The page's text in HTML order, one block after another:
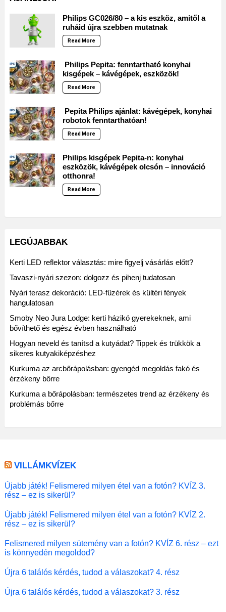
Philips GC026/80 – a kis eszköz, amitől a
ruháid újra szebben mutatnak
Read More
Philips Pepita: fenntartható konyhai
kisgépek – kávégépek, eszközök!
Read More
Pepita Philips ajánlat: kávégépek, konyhai
robotok fenntarthatóan!
Read More
Philips kisgépek Pepita-n: konyhai
eszközök, kávégépek olcsón – innováció
otthonra!
Read More
LEGÚJABBAK
Kerti LED reflektor választás: mire figyelj vásárlás előtt?
Tavaszi-nyári szezon: dolgozz és pihenj tudatosan
Nyári terasz dekoráció: LED-füzérek és kültéri fények
hangulatosan
Smoby Neo Jura Lodge: kerti házikó gyerekeknek, ami
bővíthető és egész évben használható
Hogyan neveld és tanítsd a kutyádat? Tippek és trükkök a
sikeres kutyakiképzéshez
Kurkuma az arcbőrápolásban: gyengéd megoldás fakó és
érzékeny bőrre
Kurkuma a bőrápolásban: természetes trend az érzékeny és
problémás bőrre
VILLÁMKVÍZEK
Újabb játék! Felismered milyen étel van a fotón? KVÍZ 3.
rész – ez is sikerül?
Újabb játék! Felismered milyen étel van a fotón? KVÍZ 2.
rész – ez is sikerül?
Felismered milyen sütemény van a fotón? KVÍZ 6. rész – ezt
is könnyedén megoldod?
Újra 6 találós kérdés, tudod a válaszokat? 4. rész
Újra 6 találós kérdés, tudod a válaszokat? 3. rész